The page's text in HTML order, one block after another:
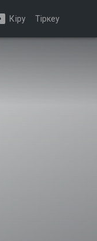
Кіру Тіркеу